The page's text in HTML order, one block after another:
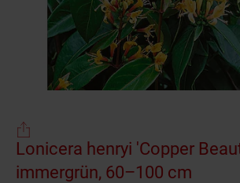
Lonicera henryi 'Copper
immergrün, 60–100 cm